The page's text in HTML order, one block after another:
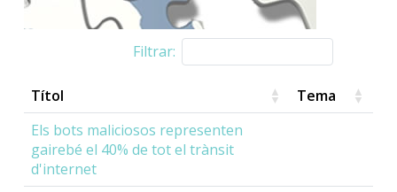
Filtrar:
Títol
Tema
Els bots maliciosos representen
gairebé el 40% de tot el trànsit
d'internet